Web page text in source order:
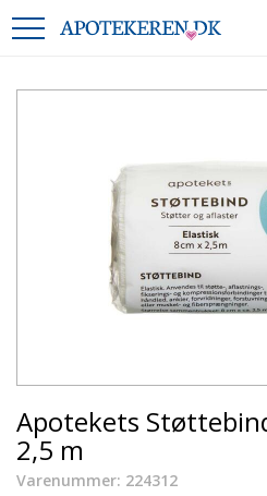
Apotekets
2,5 m
Varenummer: 224312